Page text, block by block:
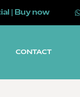
| Buy now
CONTACT